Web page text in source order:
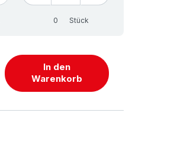
Stück
In den
Warenkorb